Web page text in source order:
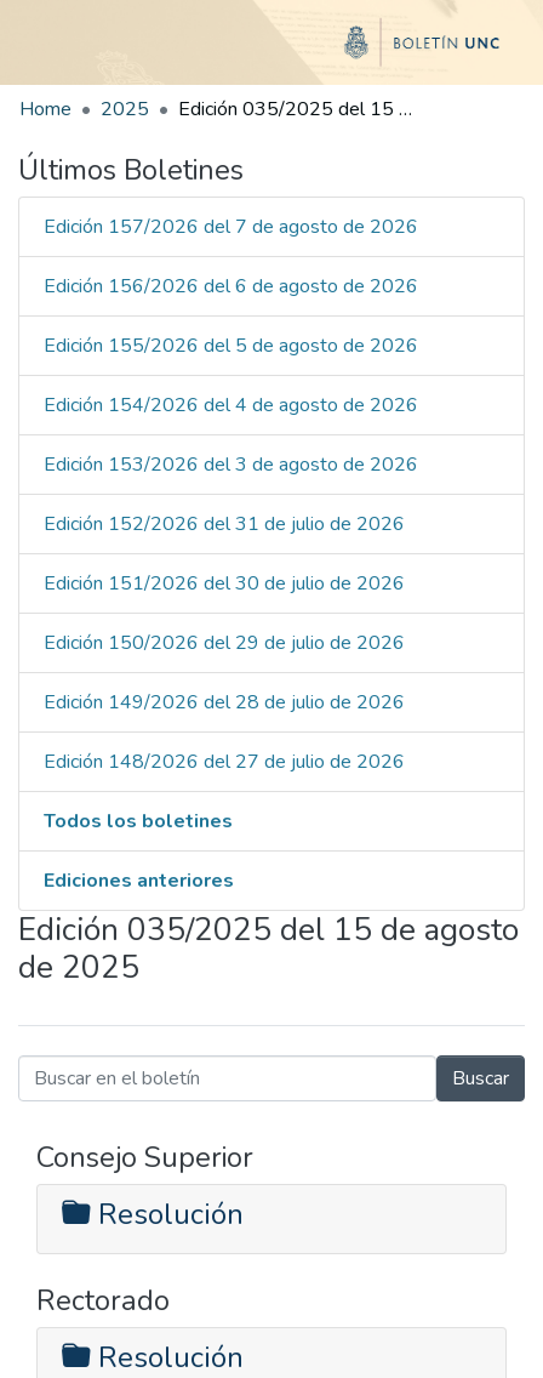
Home 2025 Edición 035/2025 del 15 de agosto de 2025
Últimos Boletines
Edición 157/2026 del 7 de agosto de 2026
Edición 156/2026 del 6 de agosto de 2026
Edición 155/2026 del 5 de agosto de 2026
Edición 154/2026 del 4 de agosto de 2026
Edición 153/2026 del 3 de agosto de 2026
Edición 152/2026 del 31 de julio de 2026
Edición 151/2026 del 30 de julio de 2026
Edición 150/2026 del 29 de julio de 2026
Edición 149/2026 del 28 de julio de 2026
Edición 148/2026 del 27 de julio de 2026
Todos los boletines
Ediciones anteriores
Edición 035/2025 del 15 de agosto
de 2025
Buscar
Consejo Superior
Resolución
Rectorado
Resolución